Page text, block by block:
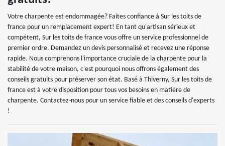
Votre charpente est endommagée? Faites confiance à Sur les toits de
france pour un remplacement expert! En tant qu'artisan sérieux et
compétent, Sur les toits de france vous offre un service professionnel de
premier ordre. Demandez un devis personnalisé et recevez une réponse
rapide. Nous comprenons l'importance cruciale de la charpente pour la
stabilité de votre maison, c'est pourquoi nous offrons également des
conseils gratuits pour préserver son état. Basé à Thiverny, Sur les toits de
france est à votre disposition pour tous vos besoins en matière de
charpente. Contactez-nous pour un service fiable et des conseils d'experts
!